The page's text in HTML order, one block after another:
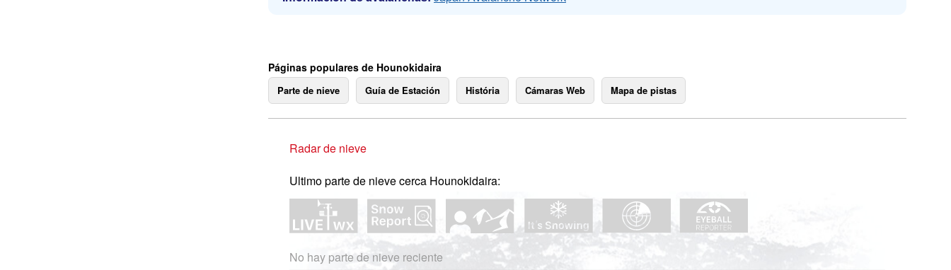
Páginas populares de Hounokidaira
Parte de nieve Guía de Estación História Cámaras Web Mapa de pistas
Radar de nieve
Ultimo parte de nieve cerca Hounokidaira:
No hay parte de nieve reciente